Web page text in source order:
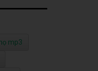
mp3